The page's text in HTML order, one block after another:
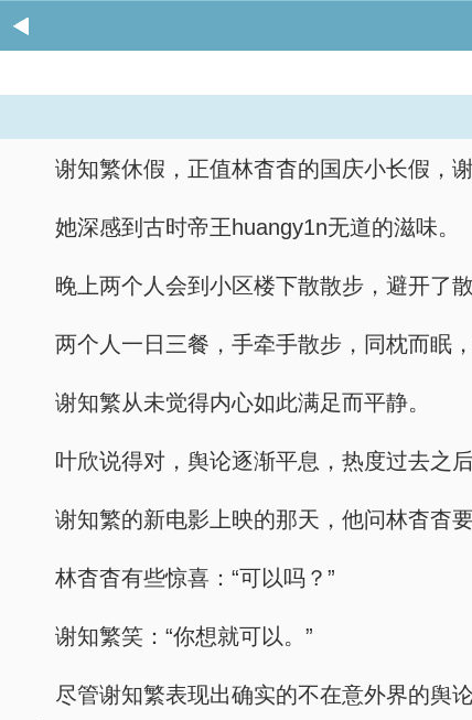
谢知繁休假，正值林杳杳的国庆小长假，
她深感到古时帝王huangy1n无道的滋味。
晚上两个人会到小区楼下散散步，避开了
两个人一日三餐，手牵手散步，同枕而眠
谢知繁从未觉得内心如此满足而平静。
叶欣说得对，舆论逐渐平息，热度过去之
谢知繁的新电影上映的那天，他问林杳杳
林杳杳有些惊喜：“可以吗？”
谢知繁笑：“你想就可以。”
尽管谢知繁表现出确实的不在意外界的舆